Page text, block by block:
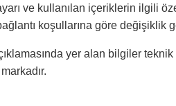
ve kullanılan içeriklerin ilgili
koşullarına göre değişiklik
yer alan bilgiler teknik